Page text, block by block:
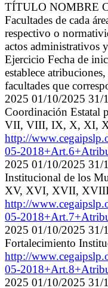
TÍTULO NOMBRE
Facultades de cada
respectivo o
actos administrativos
Ejercicio Fecha de
establece
facultades que
2025 01/10/2025 31/
Coordinación Estatal
VII, VIII, IX, X, XI,
http://
05-
2025 01/10/2025 31/
Institucional de los
XV, XVI, XVII,
http://
05-
2025 01/10/2025 31/
Fortalecimiento
http://
05-
2025 01/10/2025 31/